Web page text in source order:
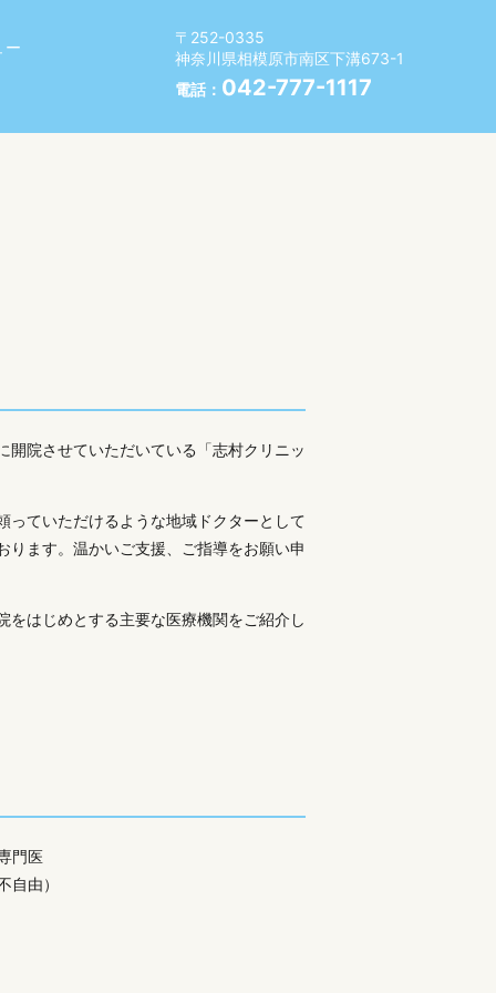
ー
〒252-0335
神奈川県相模原市南区下溝673-1
電話： 042-777-1117
開院させていただいている「志村クリニッ
っていただけるような地域ドクターとして
ります。温かいご支援、ご指導をお願い申
をはじめとする主要な医療機関をご紹介し
門医
由）